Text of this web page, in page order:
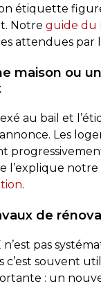
étiquette
Notre guide du
attendues par
maison ou un
au bail et
Les
l’explique
.
de
n’est pas
c’est souvent
: un